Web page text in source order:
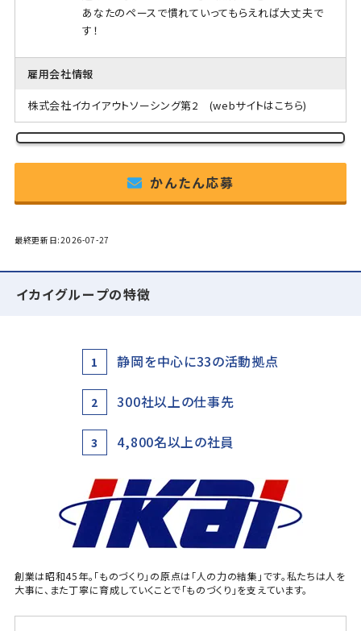
あなたのペースで慣れていってもらえれば大丈夫で
す！
雇用会社情報
株式会社イカイアウトソーシング第2 (webサイトはこちら)
かんたん応募
最終更新日:2026-07-27
イカイグループの特徴
1 静岡を中心に33の活動拠点
2 300社以上の仕事先
3 4,800名以上の社員
創業は昭和45年。「ものづくり」の原点は「人の力の結集」です。私たちは人を
大事に、また丁寧に育成していくことで「ものづくり」を支えています。